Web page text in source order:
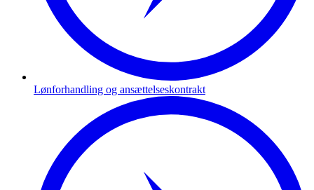
Lønforhandling og ansættelseskontrakt